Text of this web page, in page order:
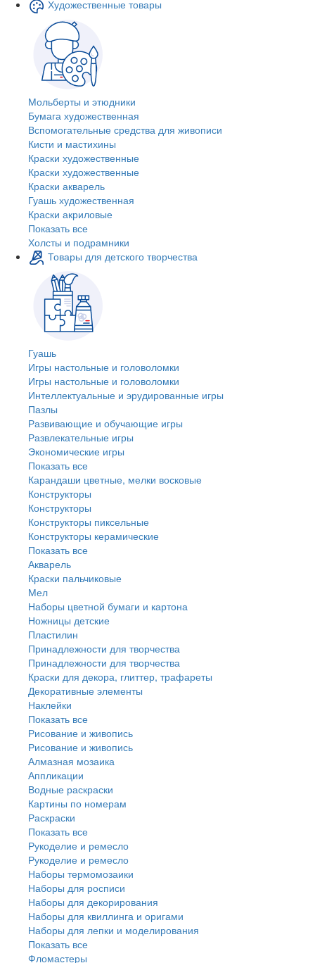
Художественные товары
Мольберты и этюдники
Бумага художественная
Вспомогательные средства для живописи
Кисти и мастихины
Краски художественные
Краски художественные
Краски акварель
Гуашь художественная
Краски акриловые
Показать все
Холсты и подрамники
Товары для детского творчества
Гуашь
Игры настольные и головоломки
Игры настольные и головоломки
Интеллектуальные и эрудированные игры
Пазлы
Развивающие и обучающие игры
Развлекательные игры
Экономические игры
Показать все
Карандаши цветные, мелки восковые
Конструкторы
Конструкторы
Конструкторы пиксельные
Конструкторы керамические
Показать все
Акварель
Краски пальчиковые
Мел
Наборы цветной бумаги и картона
Ножницы детские
Пластилин
Принадлежности для творчества
Принадлежности для творчества
Краски для декора, глиттер, трафареты
Декоративные элементы
Наклейки
Показать все
Рисование и живопись
Рисование и живопись
Алмазная мозаика
Аппликации
Водные раскраски
Картины по номерам
Раскраски
Показать все
Рукоделие и ремесло
Рукоделие и ремесло
Наборы термомозаики
Наборы для росписи
Наборы для декорирования
Наборы для квиллинга и оригами
Наборы для лепки и моделирования
Показать все
Фломастеры